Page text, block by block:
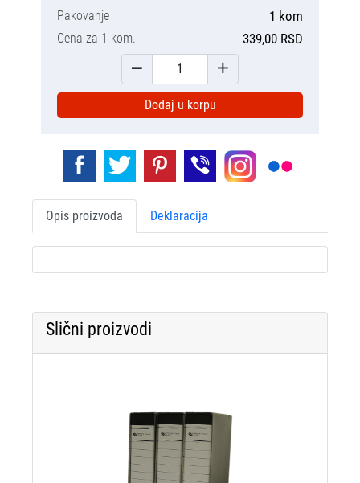
Pakovanje 1 kom
Cena za 1 kom. 339,00 RSD
Dodaj u korpu
Opis proizvoda Deklaracija
Slični proizvodi